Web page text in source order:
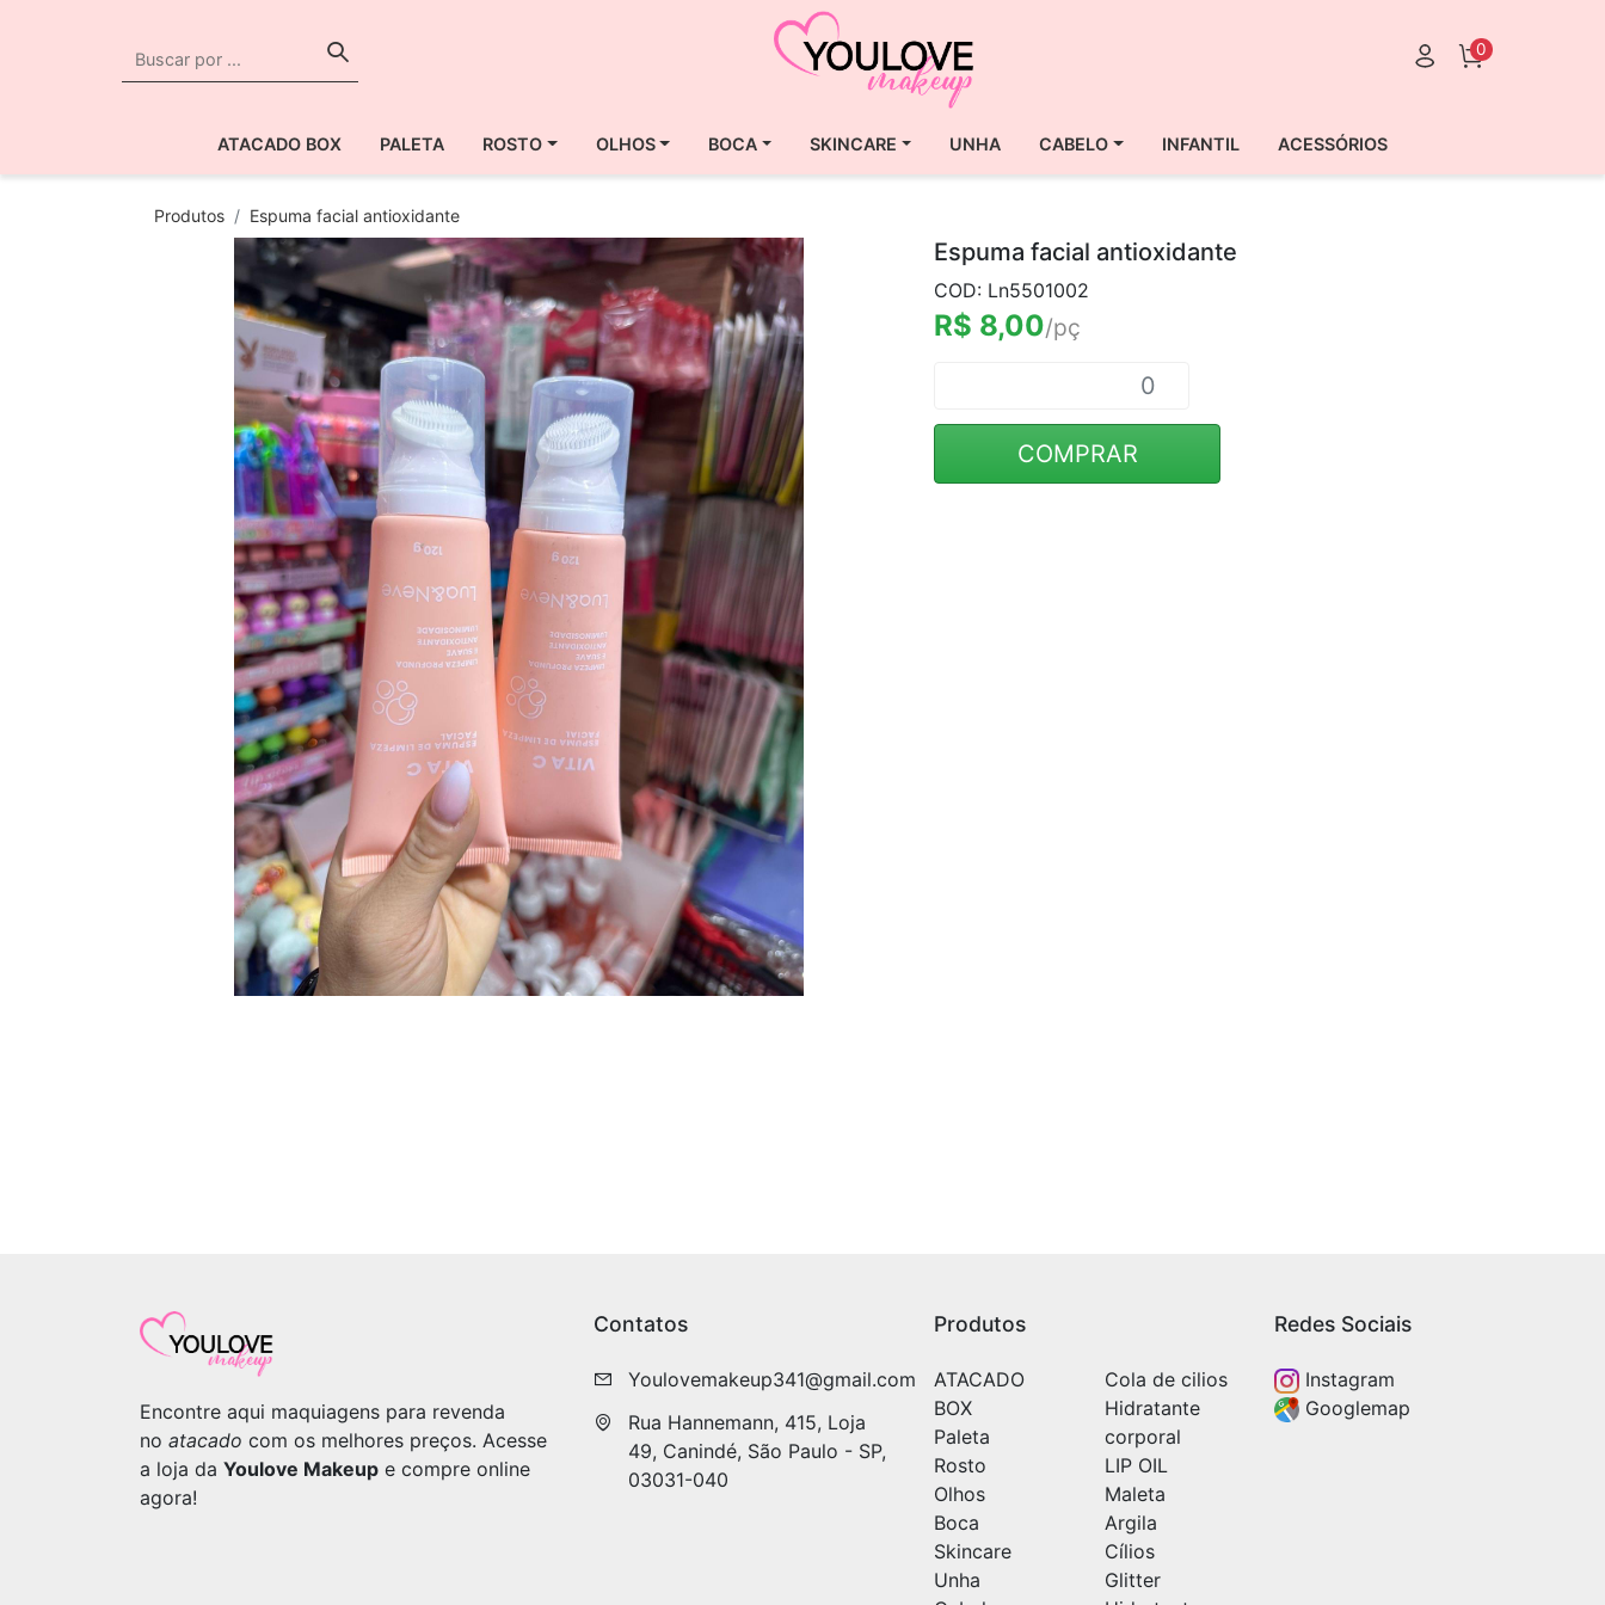
0
ATACADO BOX PALETA ROSTO OLHOS BOCA SKINCARE UNHA CABELO INFANTIL ACESSÓRIOS
Produtos Espuma facial antioxidante
Espuma facial antioxidante
COD: Ln5501002
R$ 8,00/pç
COMPRAR
Encontre aqui maquiagens para revenda
no atacado com os melhores preços. Acesse
a loja da Youlove Makeup e compre online
agora!
Contatos
Youlovemakeup341@gmail.com
Rua Hannemann, 415, Loja
49, Canindé, São Paulo - SP,
03031-040
Produtos
ATACADO
BOX
Paleta
Rosto
Olhos
Boca
Skincare
Unha
Cola de cilios
Hidratante
corporal
LIP OIL
Maleta
Argila
Cílios
Glitter
Redes Sociais
Instagram
Googlemap